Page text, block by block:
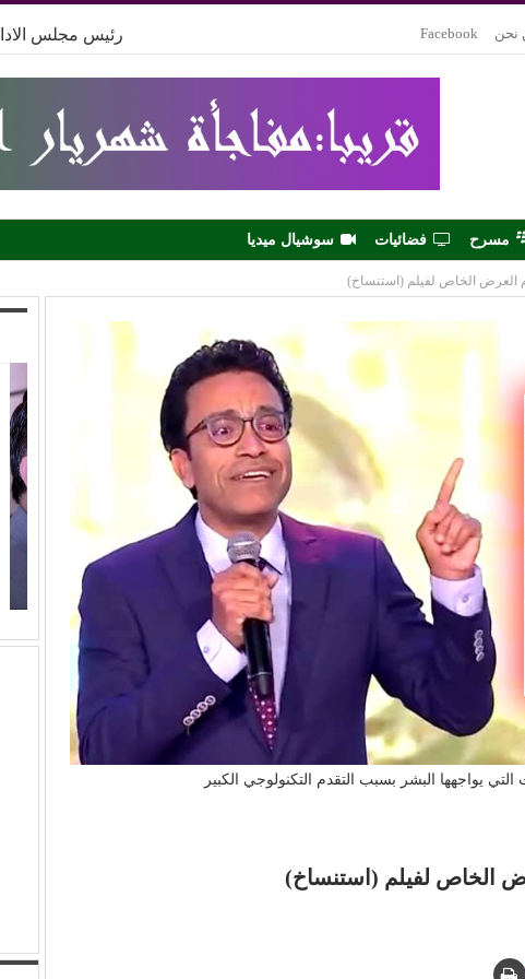
نحن Facebook رئيس مجلس
مسرح فضائيات سوشيال ميديا
العرض الخاص لفيلم (استنساخ)
التي يواجهها البشر بسبب التقدم التكنولوجي الكبير
الخاص لفيلم (استنساخ)
(الفن) والسياسة: عندما تتحول الريشة إلى سلاح